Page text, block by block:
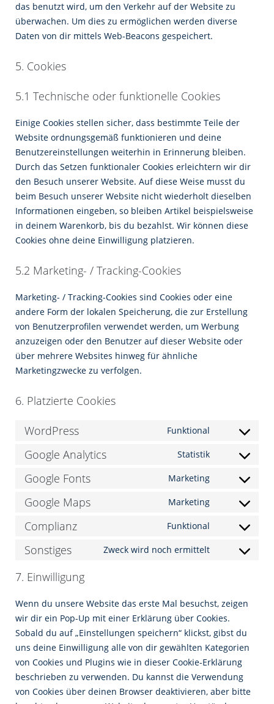
das benutzt wird, um den Verkehr auf der Website zu
überwachen. Um dies zu ermöglichen werden diverse
Daten von dir mittels Web-Beacons gespeichert.
5. Cookies
5.1 Technische oder funktionelle Cookies
Einige Cookies stellen sicher, dass bestimmte Teile der
Website ordnungsgemäß funktionieren und deine
Benutzereinstellungen weiterhin in Erinnerung bleiben.
Durch das Setzen funktionaler Cookies erleichtern wir dir
den Besuch unserer Website. Auf diese Weise musst du
beim Besuch unserer Website nicht wiederholt dieselben
Informationen eingeben, so bleiben Artikel beispielsweise
in deinem Warenkorb, bis du bezahlst. Wir können diese
Cookies ohne deine Einwilligung platzieren.
5.2 Marketing- / Tracking-Cookies
Marketing- / Tracking-Cookies sind Cookies oder eine
andere Form der lokalen Speicherung, die zur Erstellung
von Benutzerprofilen verwendet werden, um Werbung
anzuzeigen oder den Benutzer auf dieser Website oder
über mehrere Websites hinweg für ähnliche
Marketingzwecke zu verfolgen.
6. Platzierte Cookies
WordPress Funktional
Consent
wordpress
Google Analytics Statistik
Consent
google-
Google Fonts Marketing
Consent
google-
Google Maps Marketing
Consent
google-
Complianz Funktional
Consent
Sonstiges Zweck wird noch ermittelt
Consent
sonstiges
7. Einwilligung
Wenn du unsere Website das erste Mal besuchst, zeigen
wir dir ein Pop-Up mit einer Erklärung über Cookies.
Sobald du auf „Einstellungen speichern“ klickst, gibst du
uns deine Einwilligung alle von dir gewählten Kategorien
von Cookies und Plugins wie in dieser Cookie-Erklärung
beschrieben zu verwenden. Du kannst die Verwendung
von Cookies über deinen Browser deaktivieren, aber bitte